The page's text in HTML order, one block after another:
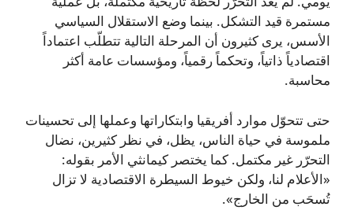
مستمرة قيد التشكل. بينما وضع الاستقلال السياسي
الأسس، يرى كثيرون أن المرحلة التالية تتطلّب اعتماداً
اقتصادياً ذاتياً، وتحكماً رقمياً، ومؤسسات عامة أكثر
محاسبة.
حتى تتحوّل موارد أفريقيا وابتكاراتها وعملها إلى تحسينات
ملموسة في حياة الناس، يظل، في نظر كثيرين، نضال
التحرّر غير مكتمل. كما يختصر كيمانثي الأمر بقوله:
«الأعلام لنا، ولكن خيوط السيطرة الاقتصادية لا تزال
تُسحَب من الخارج».